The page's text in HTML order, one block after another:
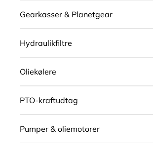
Gearkasser & Planetgear
Hydraulikfiltre
Oliekølere
PTO-kraftudtag
Pumper & oliemotorer